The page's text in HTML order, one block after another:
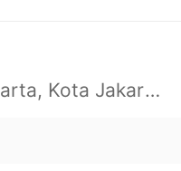
Daerah Khusus Ibukota Jakarta, Kota Jakarta Barat, Cengkareng, yy